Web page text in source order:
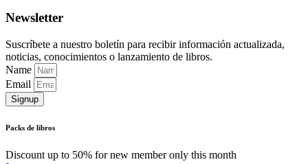
Newsletter
Suscríbete a nuestro boletín para recibir información actualizada,
noticias, conocimientos o lanzamiento de libros.
Name
Email
Signup
Packs de libros
Discount up to 50% for new member only this month